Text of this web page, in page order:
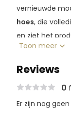
vernieuwde
hoes, die
en ziet het
voor langere
eerdere
Daarnaast
Toon meer
Reviews
0
Er zijn nog